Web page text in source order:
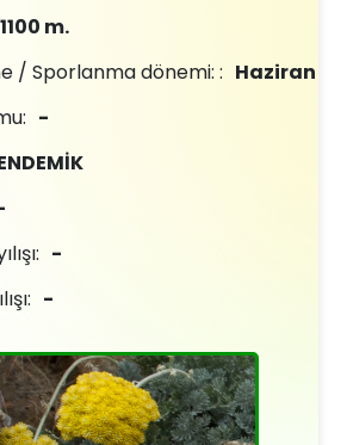
1100 m.
/ Sporlanma dönemi: : Haziran
-
-
-